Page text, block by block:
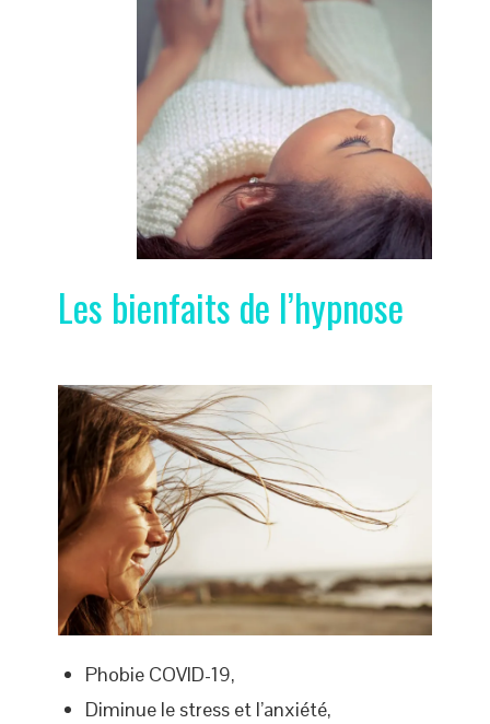
Les bienfaits de l’hypnose
Phobie COVID-19,
Diminue le stress et l’anxiété,